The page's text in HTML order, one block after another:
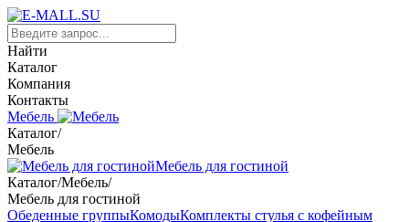
Найти
Каталог
Компания
Контакты
Мебель
Каталог/
Мебель
Мебель для гостиной
Каталог/Мебель/
Мебель для гостиной
Обеденные группыКомодыКомплекты стулья с кофейным